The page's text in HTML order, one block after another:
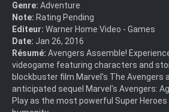
Genre: Adventure
Note: Rating Pending
Editeur: Warner Home Video - Games
Date: Jan 26, 2016
Résumé: Avengers Assemble!
videogame featuring characters and
blockbuster film Marvel's The Avengers
anticipated sequel Marvel's Avengers:
Play as the most powerful Super